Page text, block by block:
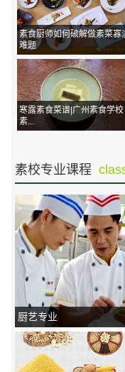
素食厨师如何破解做素菜寡淡
难题
寒露素食菜谱|广州素食学校
素...
素校专业课程
厨艺专业